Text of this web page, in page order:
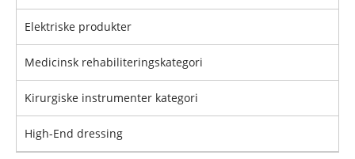
Elektriske produkter
Medicinsk rehabiliteringskategori
Kirurgiske instrumenter kategori
High-End dressing